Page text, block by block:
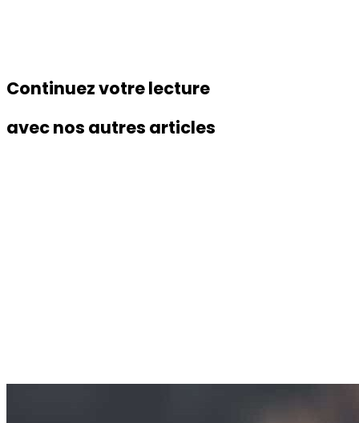
Continuez votre lecture
avec nos autres articles